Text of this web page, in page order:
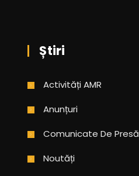
Știri
Activități AMR
Anunțuri
Comunicate De Presă
Noutăți